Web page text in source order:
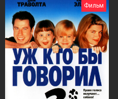
Фильм